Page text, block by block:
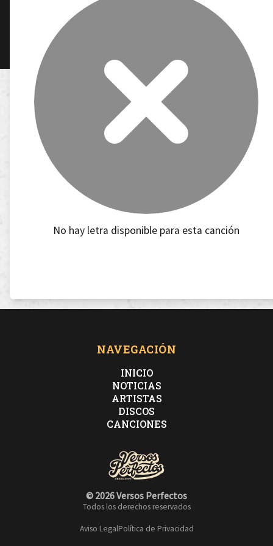
No hay letra disponible para esta canción
NAVEGACIÓN
INICIO
NOTICIAS
ARTISTAS
DISCOS
CANCIONES
© 2026 Versos Perfectos
Todos los derechos reservados
Aviso LegalPolítica de Privacidad